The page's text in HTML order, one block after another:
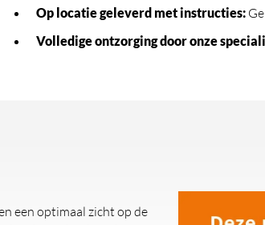
Op locatie geleverd met instructies:
Volledige ontzorging door onze
een optimaal zicht op de